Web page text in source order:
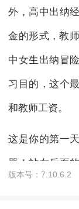
外，高中出纳
金的形式，教
中女生出纳冒
习目的，这个
和教师工资。
这是你的第一
器！站在后面
版本号：7.10.6.2